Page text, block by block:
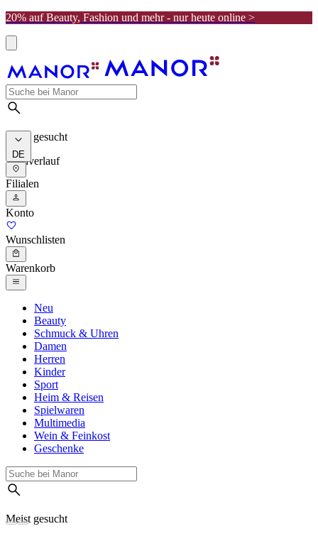
20% auf Beauty, Fashion und mehr - nur heute online >
Meist gesucht
Suchverlauf
DE
Filialen
Konto
Wunschlisten
Warenkorb
Neu
Beauty
Schmuck & Uhren
Damen
Herren
Kinder
Sport
Heim & Reisen
Spielwaren
Multimedia
Wein & Feinkost
Geschenke
Meist gesucht